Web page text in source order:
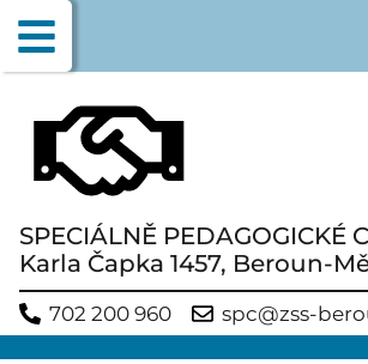
SPECIÁLNĚ PEDAGOGICKÉ
Karla Čapka 1457, Beroun-
702 200 960 spc@zss-